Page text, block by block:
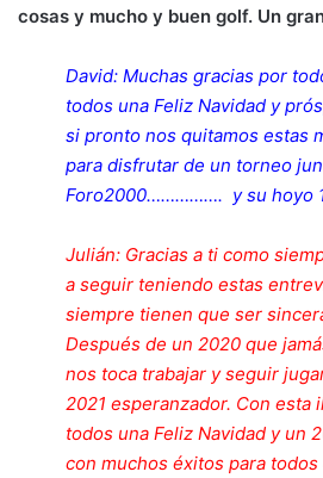
cosas y mucho y buen golf. Un
David: Muchas gracias por
todos una Feliz Navidad y
si pronto nos quitamos estas
para disfrutar de un torneo
Foro2000……………. y su hoyo
Julián: Gracias a ti como
a seguir teniendo estas
siempre tienen que ser
Después de un 2020 que
nos toca trabajar y seguir
2021 esperanzador. Con esta
todos una Feliz Navidad y un
con muchos éxitos para